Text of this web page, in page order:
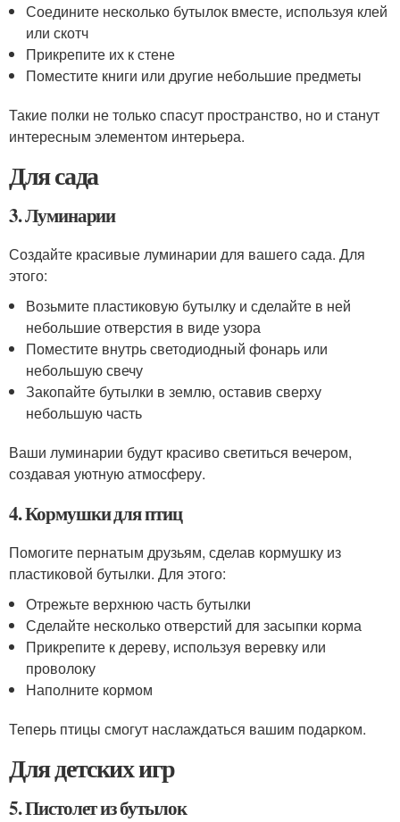
Соедините несколько бутылок вместе, используя клей
или скотч
Прикрепите их к стене
Поместите книги или другие небольшие предметы
Такие полки не только спасут пространство, но и станут
интересным элементом интерьера.
Для сада
3. Луминарии
Создайте красивые луминарии для вашего сада. Для
этого:
Возьмите пластиковую бутылку и сделайте в ней
небольшие отверстия в виде узора
Поместите внутрь светодиодный фонарь или
небольшую свечу
Закопайте бутылки в землю, оставив сверху
небольшую часть
Ваши луминарии будут красиво светиться вечером,
создавая уютную атмосферу.
4. Кормушки для птиц
Помогите пернатым друзьям, сделав кормушку из
пластиковой бутылки. Для этого:
Отрежьте верхнюю часть бутылки
Сделайте несколько отверстий для засыпки корма
Прикрепите к дереву, используя веревку или
проволоку
Наполните кормом
Теперь птицы смогут наслаждаться вашим подарком.
Для детских игр
5. Пистолет из бутылок